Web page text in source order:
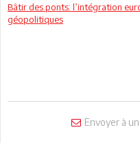
Bâtir des ponts: l’intégration
géopolitiques
Envoyer à